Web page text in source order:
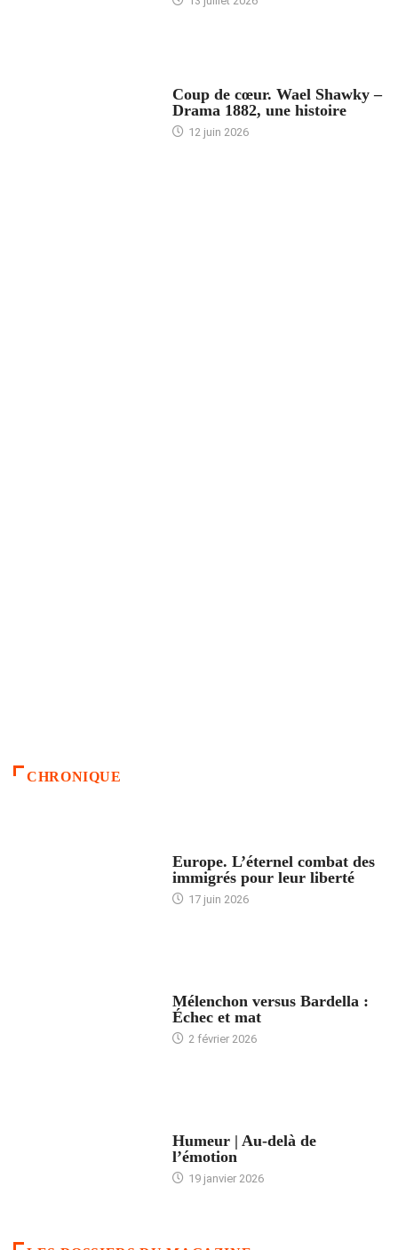
Coup de cœur. Wael Shawky –
Drama 1882, une histoire
12 juin 2026
CHRONIQUE
Europe. L’éternel combat des
immigrés pour leur liberté
17 juin 2026
Mélenchon versus Bardella :
Échec et mat
2 février 2026
Humeur | Au-delà de
l’émotion
19 janvier 2026